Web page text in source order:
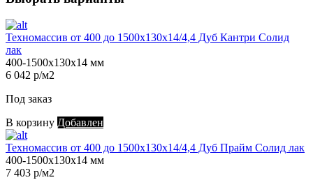
Техномассив от 400 до 1500х130х14/4,4 Дуб Кантри Солид
лак
400-1500х130х14 мм
6 042 р/м2
Под заказ
В корзину Добавлен
Техномассив от 400 до 1500х130х14/4,4 Дуб Прайм Солид лак
400-1500х130х14 мм
7 403 р/м2